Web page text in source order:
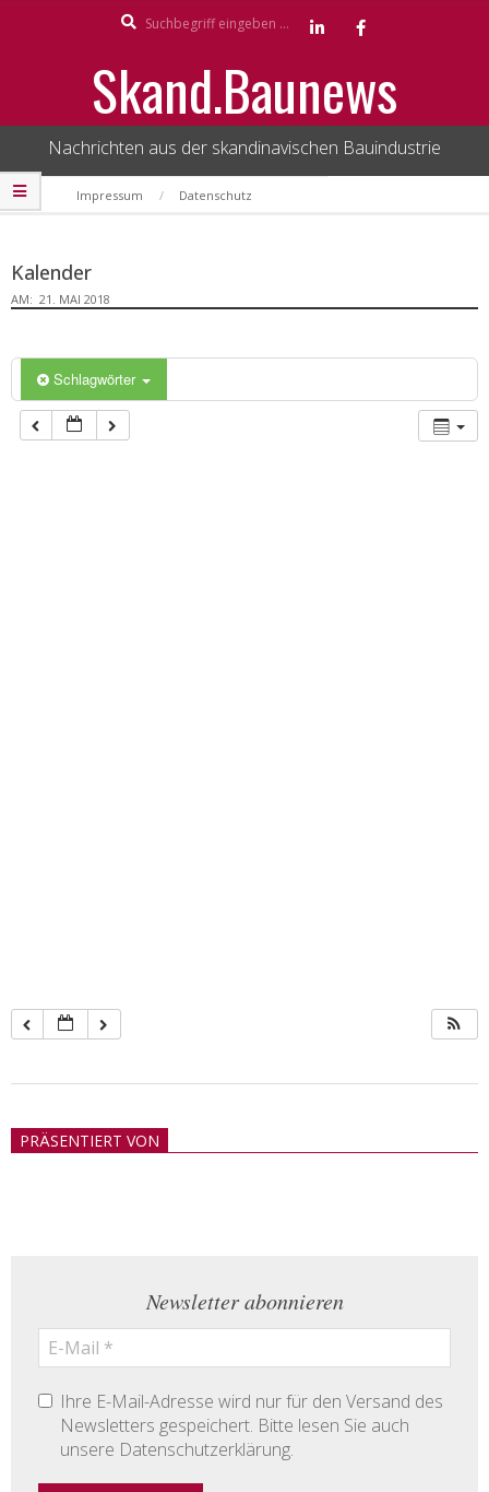
Skand.Baunews
Nachrichten aus der skandinavischen Bauindustrie
Secondary
Navigation
Impressum Datenschutz
Kalender
AM: 21. MAI 2018
Schlagwörter
21
PRÄSENTIERT VON
Newsletter abonnieren
Ihre E-Mail-Adresse wird nur für den Versand des
Newsletters gespeichert. Bitte lesen Sie auch
unsere Datenschutzerklärung.